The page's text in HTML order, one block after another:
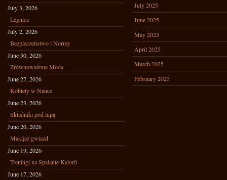
July 3, 2026
Legnica
July 2, 2026
Bezpieczeństwo i Normy
June 30, 2026
Zrównoważona Moda
June 27, 2026
Kobiety w Nauce
June 23, 2026
Składniki pod lupą
June 20, 2026
Makijaż gwiazd
June 19, 2026
Treningi na Spalanie Kalorii
June 17, 2026
July 2025
June 2025
May 2025
April 2025
March 2025
February 2025